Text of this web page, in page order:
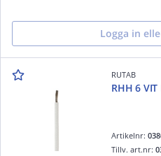
Logga in
RUTAB
RHH 6 VIT
Artikelnr:
Tillv. art.nr: